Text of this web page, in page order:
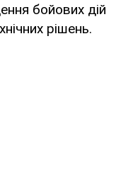
бойових дій
рішень.